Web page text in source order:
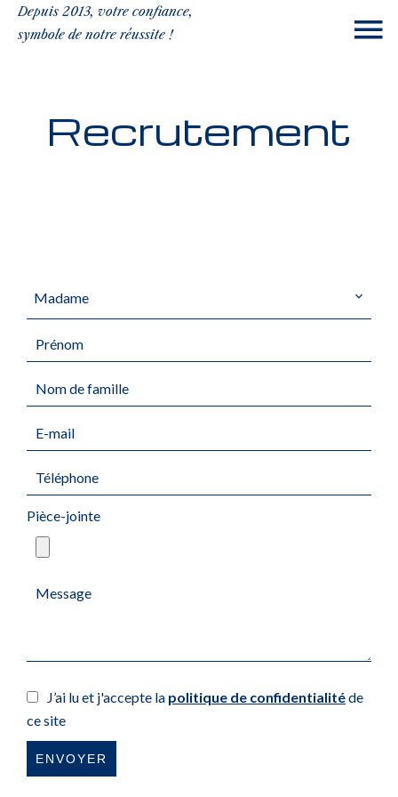
Depuis 2013, votre confiance,
symbole de notre réussite !
Recrutement
Madame
Pièce-jointe
J’ai lu et j'accepte la politique de confidentialitéde
ce site
ENVOYER